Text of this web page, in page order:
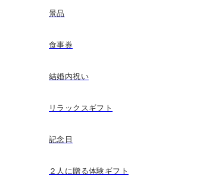
景品
食事券
結婚内祝い
リラックスギフト
記念日
２人に贈る体験ギフト